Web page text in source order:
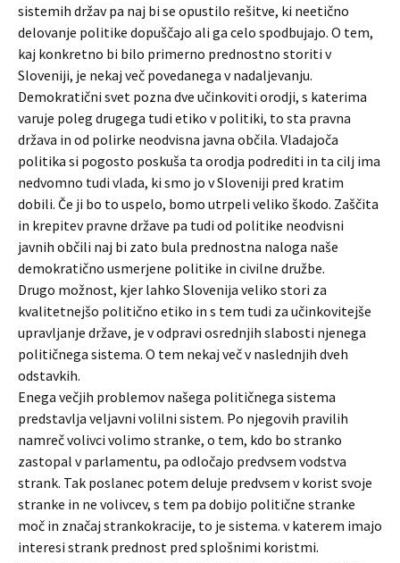
sistemih držav pa naj bi se opustilo rešitve, ki neetično
delovanje politike dopuščajo ali ga celo spodbujajo. O tem,
kaj konkretno bi bilo primerno prednostno storiti v
Sloveniji, je nekaj več povedanega v nadaljevanju.
Demokratični svet pozna dve učinkoviti orodji, s katerima
varuje poleg drugega tudi etiko v politiki, to sta pravna
država in od polirke neodvisna javna občila. Vladajoča
politika si pogosto poskuša ta orodja podrediti in ta cilj ima
nedvomno tudi vlada, ki smo jo v Sloveniji pred kratim
dobili. Če ji bo to uspelo, bomo utrpeli veliko škodo. Zaščita
in krepitev pravne države pa tudi od politike neodvisni
javnih občili naj bi zato bula prednostna naloga naše
demokratično usmerjene politike in civilne družbe.
Drugo možnost, kjer lahko Slovenija veliko stori za
kvalitetnejšo politično etiko in s tem tudi za učinkovitejše
upravljanje države, je v odpravi osrednjih slabosti njenega
političnega sistema. O tem nekaj več v naslednjih dveh
odstavkih.
Enega večjih problemov našega političnega sistema
predstavlja veljavni volilni sistem. Po njegovih pravilih
namreč volivci volimo stranke, o tem, kdo bo stranko
zastopal v parlamentu, pa odločajo predvsem vodstva
strank. Tak poslanec potem deluje predvsem v korist svoje
stranke in ne volivcev, s tem pa dobijo politične stranke
moč in značaj strankokracije, to je sistema. v katerem imajo
interesi strank prednost pred splošnimi koristmi.